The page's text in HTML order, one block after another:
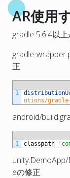
AR使用
gradle 5.6.4以
gradle-
正
1
utions/
android/
1 classpath
eの修正